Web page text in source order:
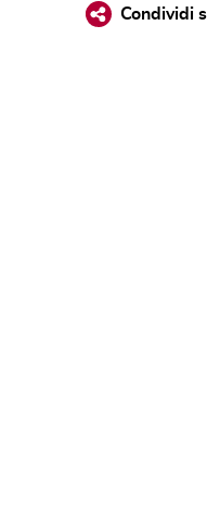
Condividi